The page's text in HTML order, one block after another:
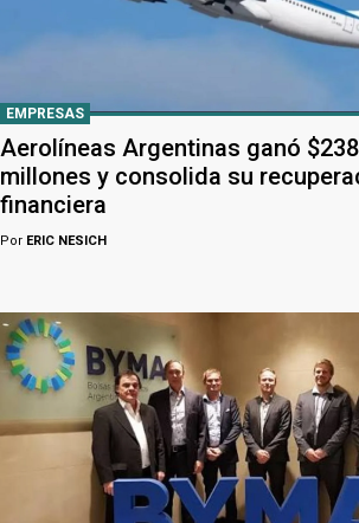
EMPRESAS
Aerolíneas Argentinas ganó
millones y consolida su
financiera
Por ERIC NESICH